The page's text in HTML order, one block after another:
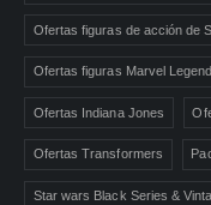
Ofertas figuras de acción de
Ofertas figuras Marvel
Ofertas Indiana Jones
Ofertas Transformers
Star wars Black Series &